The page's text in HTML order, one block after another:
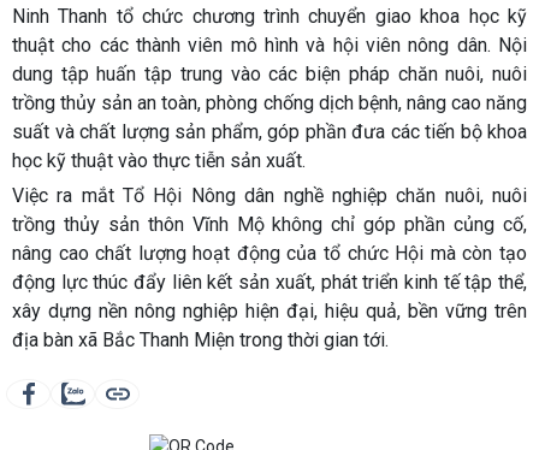
Ninh Thanh tổ chức chương trình chuyển giao khoa học kỹ
thuật cho các thành viên mô hình và hội viên nông dân. Nội
dung tập huấn tập trung vào các biện pháp chăn nuôi, nuôi
trồng thủy sản an toàn, phòng chống dịch bệnh, nâng cao năng
suất và chất lượng sản phẩm, góp phần đưa các tiến bộ khoa
học kỹ thuật vào thực tiễn sản xuất.
Việc ra mắt Tổ Hội Nông dân nghề nghiệp chăn nuôi, nuôi
trồng thủy sản thôn Vĩnh Mộ không chỉ góp phần củng cố,
nâng cao chất lượng hoạt động của tổ chức Hội mà còn tạo
động lực thúc đẩy liên kết sản xuất, phát triển kinh tế tập thể,
xây dựng nền nông nghiệp hiện đại, hiệu quả, bền vững trên
địa bàn xã Bắc Thanh Miện trong thời gian tới.